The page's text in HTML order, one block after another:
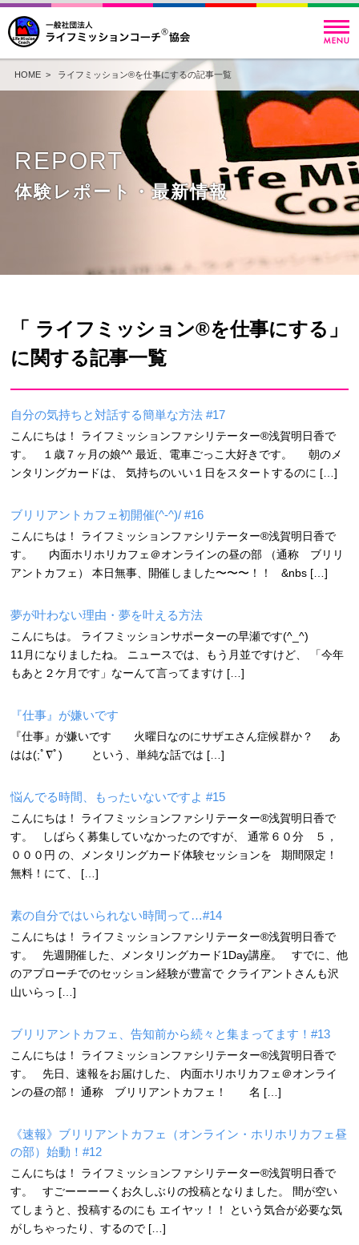
HOME> ライフミッション®を仕事にするの記事一覧
REPORT
体験レポート・最新情報
「 ライフミッション®を仕事にする」
に関する記事一覧
自分の気持ちと対話する簡単な方法 #17
こんにちは！ ライフミッションファシリテーター®浅賀明日香で
す。 １歳７ヶ月の娘^^ 最近、電車ごっこ大好きです。 朝のメ
ンタリングカードは、 気持ちのいい１日をスタートするのに […]
ブリリアントカフェ初開催(^-^)/ #16
こんにちは！ ライフミッションファシリテーター®浅賀明日香で
す。 内面ホリホリカフェ＠オンラインの昼の部 （通称 ブリリ
アントカフェ） 本日無事、開催しました〜〜〜！！ &nbs […]
夢が叶わない理由・夢を叶える方法
こんにちは。 ライフミッションサポーターの早瀬です(^_^)
11月になりましたね。 ニュースでは、もう月並ですけど、 「今年
もあと２ケ月です」なーんて言ってますけ […]
『仕事』が嫌いです
『仕事』が嫌いです 火曜日なのにサザエさん症候群か？ あ
はは(;ﾟ∇ﾟ) という、単純な話では […]
悩んでる時間、もったいないですよ #15
こんにちは！ ライフミッションファシリテーター®浅賀明日香で
す。 しばらく募集していなかったのですが、 通常６０分 ５，
０００円 の、メンタリングカード体験セッションを 期間限定！
無料！にて、 […]
素の自分ではいられない時間って…#14
こんにちは！ ライフミッションファシリテーター®浅賀明日香で
す。 先週開催した、メンタリングカード1Day講座。 すでに、他
のアプローチでのセッション経験が豊富で クライアントさんも沢
山いらっ […]
ブリリアントカフェ、告知前から続々と集まってます！#13
こんにちは！ ライフミッションファシリテーター®浅賀明日香で
す。 先日、速報をお届けした、 内面ホリホリカフェ＠オンライ
ンの昼の部！ 通称 ブリリアントカフェ！ 名 […]
《速報》ブリリアントカフェ（オンライン・ホリホリカフェ昼
の部）始動！#12
こんにちは！ ライフミッションファシリテーター®浅賀明日香で
す。 すごーーーーくお久しぶりの投稿となりました。 間が空い
てしまうと、投稿するのにも エイヤッ！！ という気合が必要な気
がしちゃったり、するので […]